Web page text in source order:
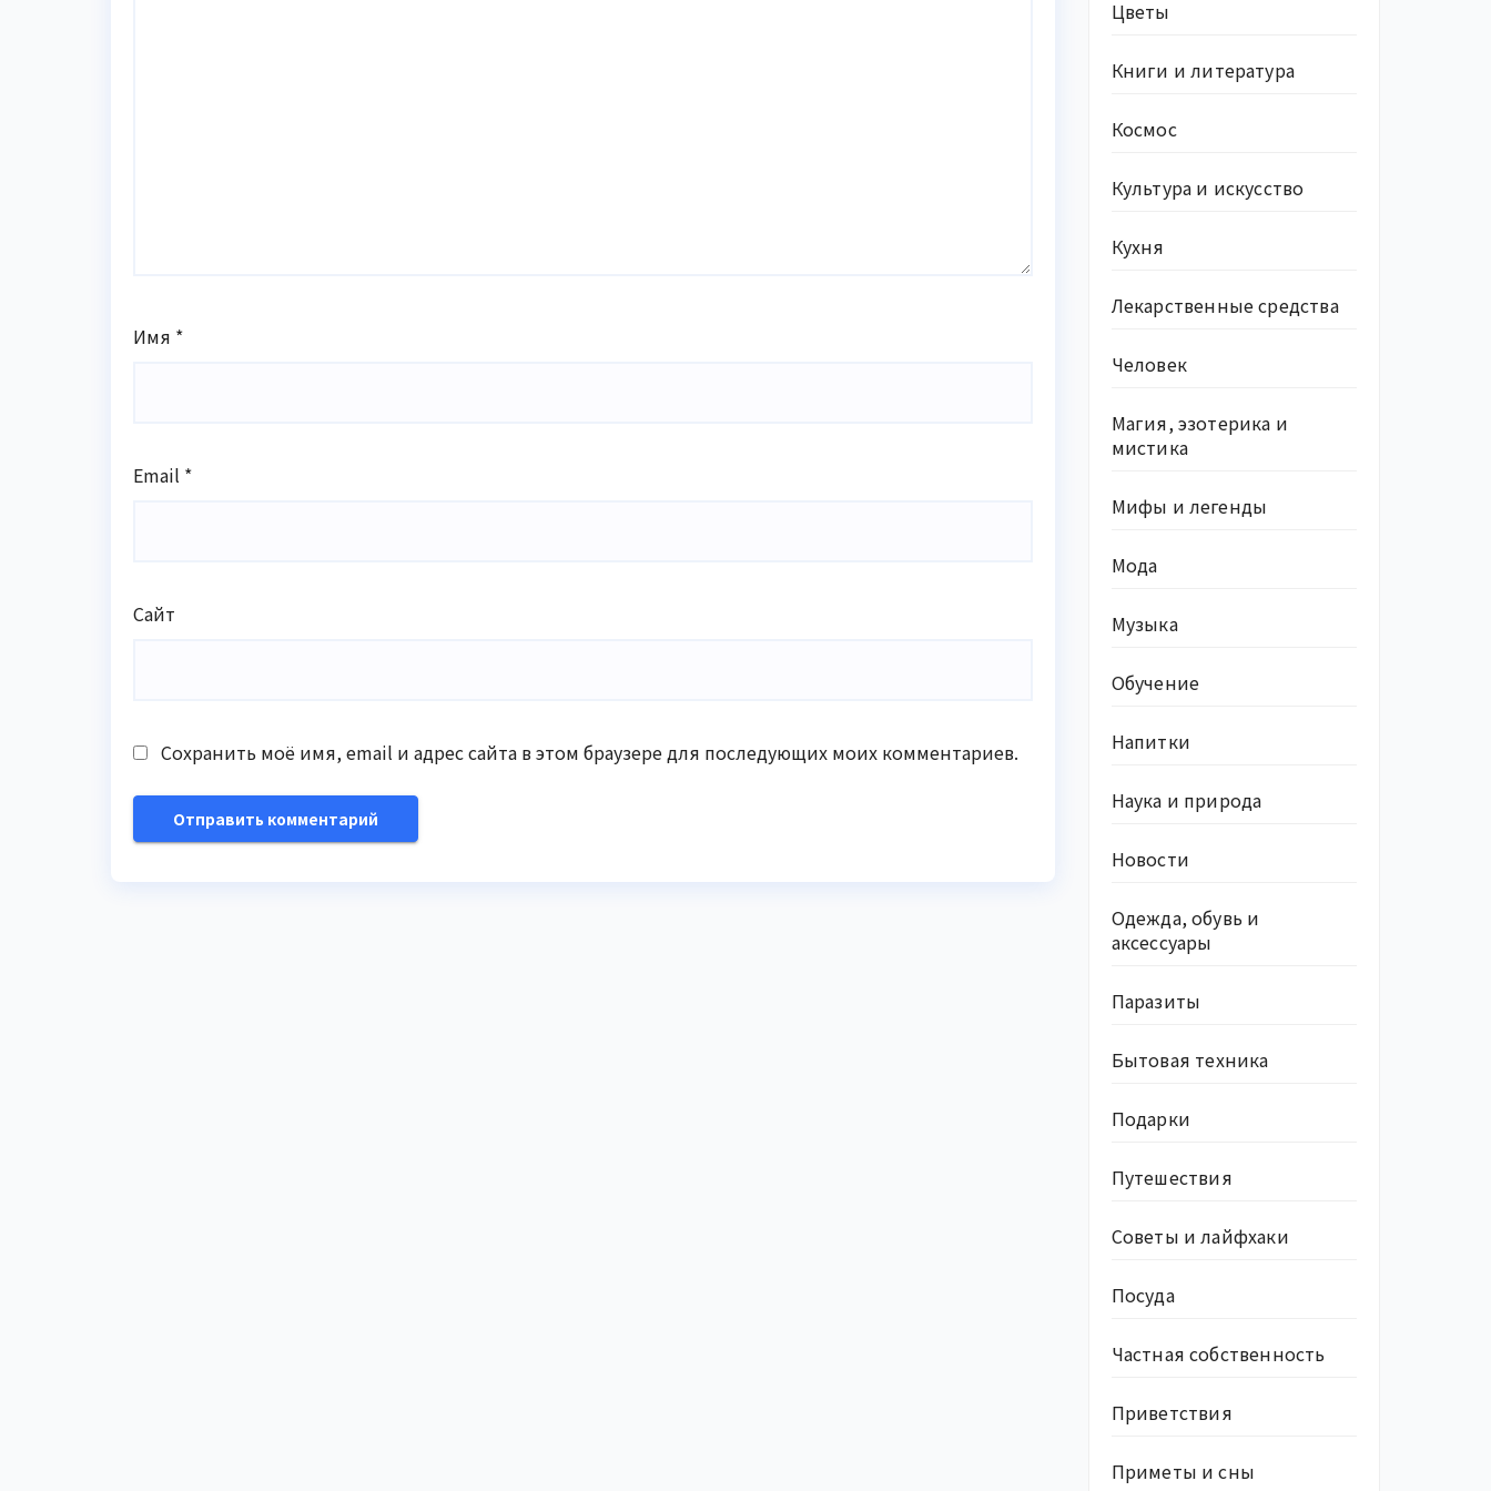
Имя *
Email *
Сайт
Сохранить моё имя, email и адрес сайта в этом браузере для последующих моих комментариев.
Цветы
Книги и литература
Космос
Культура и искусство
Кухня
Лекарственные средства
Человек
Магия, эзотерика и
мистика
Мифы и легенды
Мода
Музыка
Обучение
Напитки
Наука и природа
Новости
Одежда, обувь и
аксессуары
Паразиты
Бытовая техника
Подарки
Путешествия
Советы и лайфхаки
Посуда
Частная собственность
Приветствия
Приметы и сны